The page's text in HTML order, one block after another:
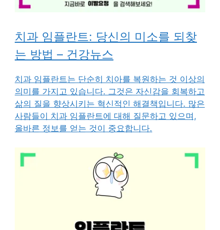
치과 임플란트: 당신의 미소를 되찾
는 방법 – 건강뉴스
치과 임플란트는 단순히 치아를 복원하는 것 이상의
의미를 가지고 있습니다. 그것은 자신감을 회복하고
삶의 질을 향상시키는 혁신적인 해결책입니다. 많은
사람들이 치과 임플란트에 대해 질문하고 있으며,
올바른 정보를 얻는 것이 중요합니다.